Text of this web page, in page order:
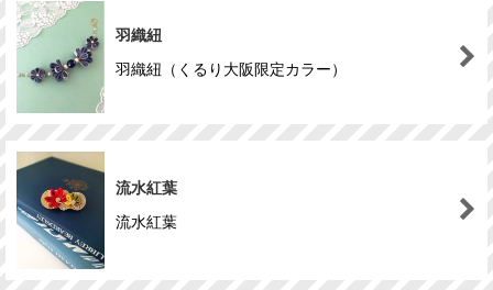
羽織紐
羽織紐（くるり大阪限定カラー）
流水紅葉
流水紅葉